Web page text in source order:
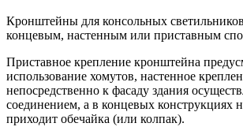
Кронштейны для консольных
концевым, настенным или приставным
Приставное крепление кронштейна
использование хомутов, настенное
непосредственно к фасаду здания
соединением, а в концевых конструкциях
приходит обечайка (или колпак).